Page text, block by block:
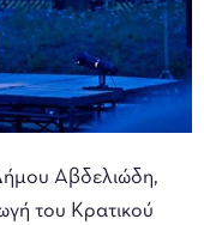
Αβδελιώδη,
του Κρατικού